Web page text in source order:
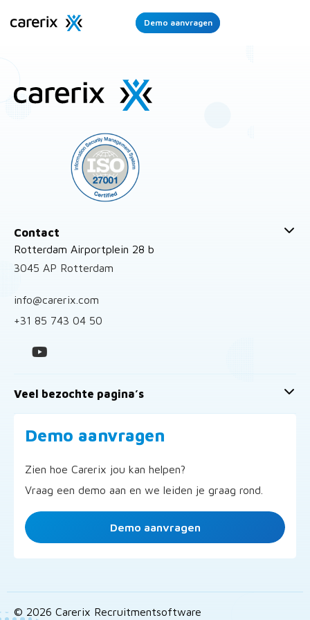
Demo aanvragen
Site
footer
Contact
Rotterdam Airportplein 28 b
3045 AP Rotterdam
info@carerix.com
+31 85 743 04 50
Veel bezochte pagina’s
Demo aanvragen
Zien hoe Carerix jou kan helpen?
Vraag een demo aan en we leiden je graag rond.
Demo aanvragen
© 2026 Carerix Recruitmentsoftware